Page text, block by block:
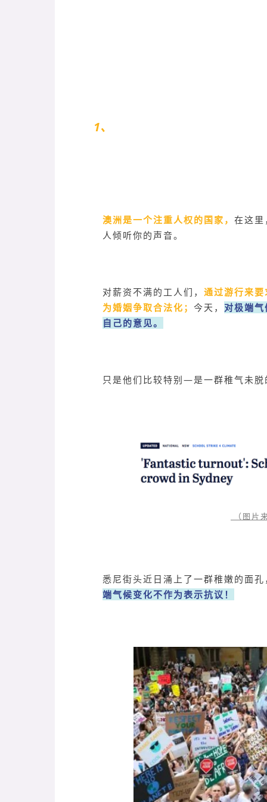
1、
澳洲是一个注重人权的国家， 在这里
人倾听你的声音。
对薪资不满的工人们， 通过游行来
为婚姻争取合法化； 今天， 对极端
自己的意见。
只是他们比较特别—是一群稚气未脱
（图片
悉尼街头近日涌上了一群稚嫩的面孔
端气候变化不作为表示抗议！